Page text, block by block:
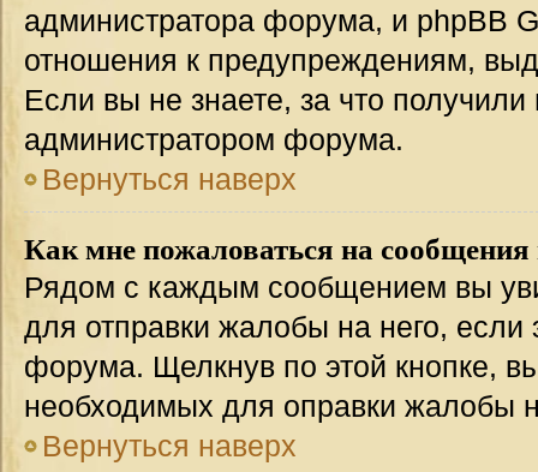
администратора форума, и phpBB
отношения к предупреждениям,
Если вы не знаете, за что
администратором форума.
Вернуться наверх
Как мне пожаловаться на сообщения
Рядом с каждым сообщением вы
для отправки жалобы на него,
форума. Щелкнув по этой кнопке,
необходимых для оправки жалобы
Вернуться наверх